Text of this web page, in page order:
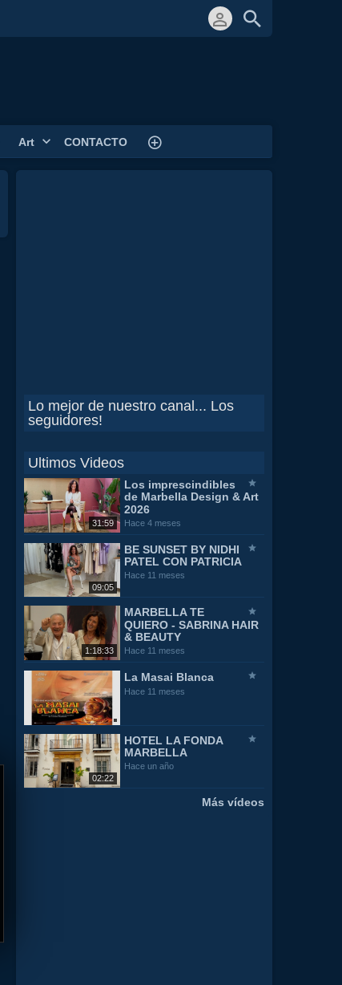
Art CONTACTO
Lo mejor de nuestro canal... Los
seguidores!
Ultimos Videos
31:59
Los imprescindibles
de Marbella Design & Art
2026
Hace 4 meses
09:05
BE SUNSET BY NIDHI
PATEL CON PATRICIA
Hace 11 meses
1:18:33
MARBELLA TE
QUIERO - SABRINA HAIR
& BEAUTY
Hace 11 meses
La Masai Blanca
Hace 11 meses
02:22
HOTEL LA FONDA
MARBELLA
Hace un año
Más vídeos